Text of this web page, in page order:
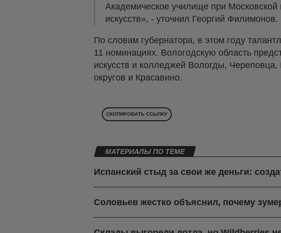
Академическое училище при
искусств», - уточнил Георгий Филимонов.
По словам губернатора, в этом году
11 номинациях. Вологодскую область
искусств и колледжей Вологды, Череповца,
округов и Красавино.
СКОПИРОВАТЬ ССЫЛКУ
МАТЕРИАЛЫ ПО ТЕМЕ
Испанский стыд за свои же деньги:
Соловьев жестко объяснил, почему